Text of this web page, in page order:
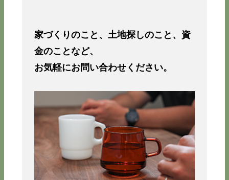
家づくりのこと、土地探しのこと、資
金のことなど、
お気軽にお問い合わせください。